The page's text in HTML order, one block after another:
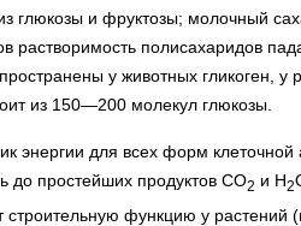
глюкозы и фруктозы; молочный
растворимость полисахаридов
у животных гликоген, у
из 150—200 молекул глюкозы.
энергии для всех форм клеточной
до простейших продуктов СO2 и Н2
функцию у растений